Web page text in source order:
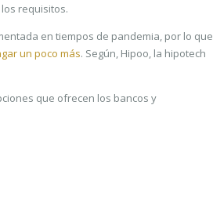
requisitos.
en tiempos de pandemia, por lo que
un poco más. Según, Hipoo, la hipotech
que ofrecen los bancos y